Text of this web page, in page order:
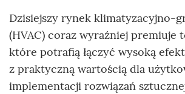
Dzisiejszy rynek klimatyzacyjno-
(HVAC) coraz wyraźniej premiuje
które potrafią łączyć wysoką
z praktyczną wartością dla
implementacji rozwiązań